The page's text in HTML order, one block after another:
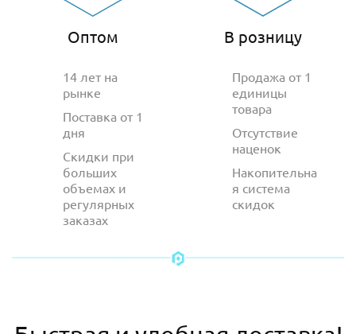
Оптом
14 лет на
рынке
Поставка от 1
дня
Скидки при
больших
объемах и
регулярных
заказах
В розницу
Продажа от 1
единицы
товара
Отсутствие
наценок
Накопительна
я система
скидок